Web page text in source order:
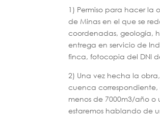
1) Permiso para hacer
de Minas en el que se
coordenadas, geología,
entrega en servicio de
finca, fotocopia del DNI
2) Una vez hecha la
cuenca
menos de 7000m3/año
estaremos hablando de